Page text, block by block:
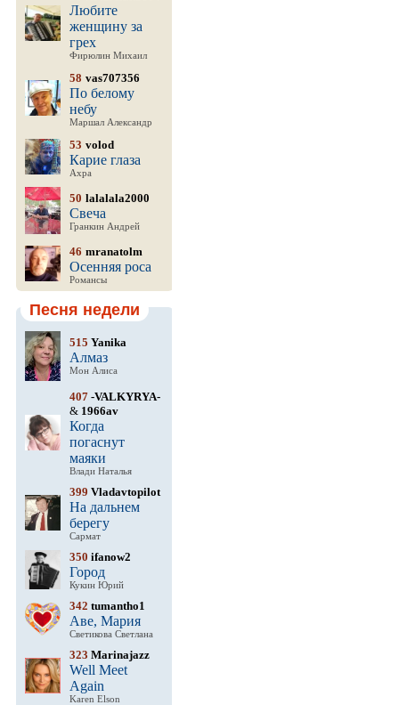
Любите
женщину за
грех
Фирюлин Михаил
58 vas707356
По белому
небу
Маршал Александр
53 volod
Карие глаза
Ахра
50 lalalala2000
Свеча
Гранкин Андрей
46 mranatolm
Осенняя роса
Романсы
Песня недели
515 Yanika
Алмаз
Мон Алиса
407 -VALKYRYA-
& 1966av
Когда
погаснут
маяки
Влади Наталья
399 Vladavtopilot
На дальнем
берегу
Сармат
350 ifanow2
Город
Кукин Юрий
342 tumantho1
Аве, Мария
Светикова Светлана
323 Marinajazz
Well Meet
Again
Karen Elson